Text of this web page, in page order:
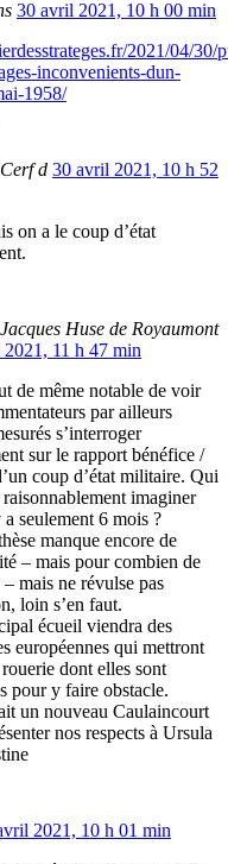
30 avril 2021, 10 h 00 min
2021/04/30/
inconvenients-dun-
1958/
Cerf d 30 avril 2021, 10 h 52
on a le coup d’état
Jacques Huse de Royaumont
11 h 47 min
de même notable de voir
par ailleurs
s’interroger
sur le rapport bénéfice /
coup d’état militaire. Qui
imaginer
seulement 6 mois ?
manque encore de
– mais pour combien de
– mais ne révulse pas
loin s’en faut.
écueil viendra des
européennes qui mettront
dont elles sont
pour y faire obstacle.
un nouveau Caulaincourt
nos respects à Ursula
2021, 10 h 01 min